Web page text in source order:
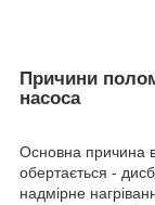
Причини
насоса
Основна причина
обертається -
надмірне